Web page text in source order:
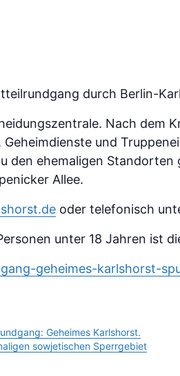
durch Berlin-
Nach dem
und
ehemaligen
Allee.
oder telefonisch
unter 18 Jahren ist
geheimes-karlshorst-
Geheimes Karlshorst.
sowjetischen Sperrgebiet